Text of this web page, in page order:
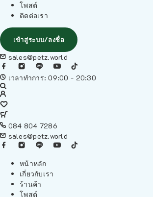
โพสต์
ติดต่อเรา
เข้าสู่ระบบ/ลงชื่อ
sales@petz.world
เวลาทำการ: 09:00 - 20:30
084 804 7286
sales@petz.world
หน้าหลัก
เกี่ยวกับเรา
ร้านค้า
โพสต์